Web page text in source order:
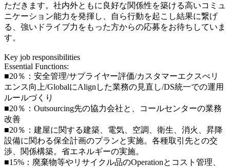
ただきます。社内外ともに良好な関係性を築ける高いコミュ
ニケーション能力を発揮し、自ら行動を起こし結果に繋げ
る、強いドライブ力をもった方からの応募をお待ちしていま
す。
Key job responsibilities
Essential Functions:
■20％：安全管理/サプライヤー評価/カスタマーエクスぺリ
エンス向上/GlobalにAlignした業務の見直し/DS統一での運用
ルールづくり
■20％：Outsourcing先の協力会社と、コールセンターの業務
改善
■20％：建屋に関する建築、電気、空調、衛生、消火、昇降
設備に関わる保全計画のプランと実施。各種取引先との交
渉、関係構築。省エネルギーの実施。
■15%：廃棄物等やリサイクル品のOperationとコスト管理、